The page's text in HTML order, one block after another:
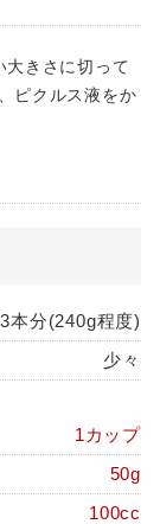
大きさに切って
ピクルス液をか
3本分(240g程度)
少々
1カップ
50g
100cc